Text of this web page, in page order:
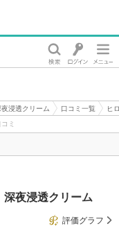
浸透クリーム 口コミ一覧
ヒ
ミ
夜浸透クリーム
評価グラフ